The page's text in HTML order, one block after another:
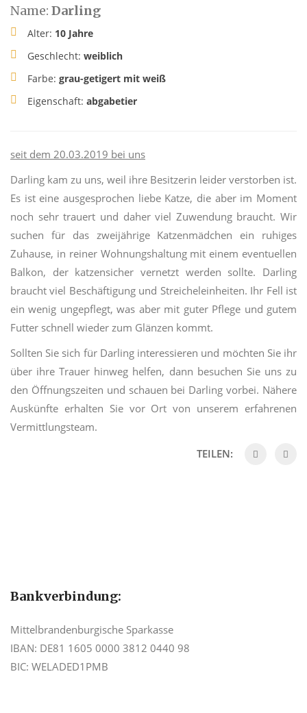
Name: Darling
Alter: 10 Jahre
Geschlecht: weiblich
Farbe: grau-getigert mit weiß
Eigenschaft: abgabetier
seit dem 20.03.2019 bei uns
Darling kam zu uns, weil ihre Besitzerin leider verstorben ist.
Es ist eine ausgesprochen liebe Katze, die aber im Moment
noch sehr trauert und daher viel Zuwendung braucht. Wir
suchen für das zweijährige Katzenmädchen ein ruhiges
Zuhause, in reiner Wohnungshaltung mit einem eventuellen
Balkon, der katzensicher vernetzt werden sollte. Darling
braucht viel Beschäftigung und Streicheleinheiten. Ihr Fell ist
ein wenig ungepflegt, was aber mit guter Pflege und gutem
Futter schnell wieder zum Glänzen kommt.
Sollten Sie sich für Darling interessieren und möchten Sie ihr
über ihre Trauer hinweg helfen, dann besuchen Sie uns zu
den Öffnungszeiten und schauen bei Darling vorbei. Nähere
Auskünfte erhalten Sie vor Ort von unserem erfahrenen
Vermittlungsteam.
TEILEN:
Bankverbindung:
Mittelbrandenburgische Sparkasse
IBAN: DE81 1605 0000 3812 0440 98
BIC: WELADED1PMB